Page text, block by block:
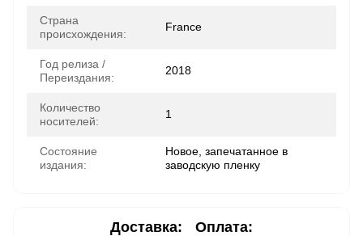
Страна
происхождения:
France
Год релиза /
Переиздания:
2018
Количество
носителей:
1
Состояние
издания:
Новое, запечатанное в
заводскую пленку
Доставка: Оплата: